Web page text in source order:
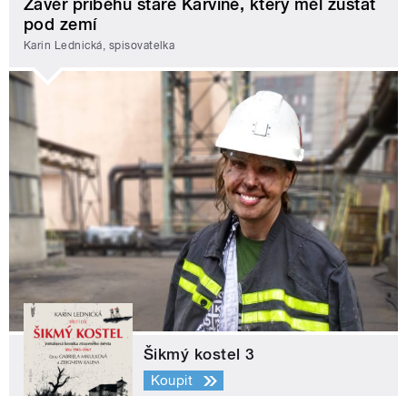
Závěr příběhu staré Karviné, který měl zůstat
pod zemí
Karin Lednická, spisovatelka
Šikmý kostel 3
Koupit